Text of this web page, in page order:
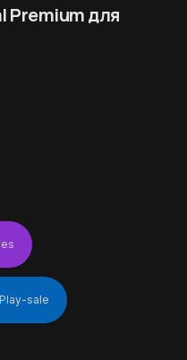
Premium для
Play-sale